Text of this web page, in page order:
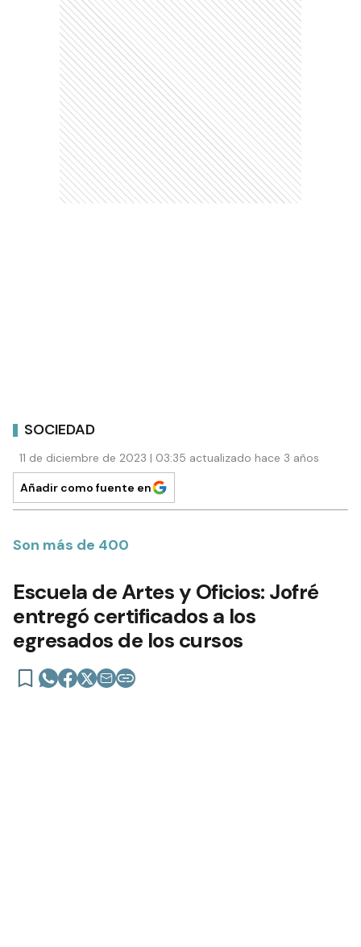
SOCIEDAD
11 de diciembre de 2023 | 03:35 actualizado hace 3 años
Añadir como fuente en
Son más de 400
Escuela de Artes y Oficios: Jofré
entregó certificados a los
egresados de los cursos